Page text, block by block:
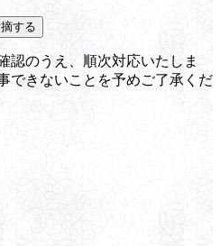
する
認のうえ、順次対応いたしま
できないことを予めご了承くだ